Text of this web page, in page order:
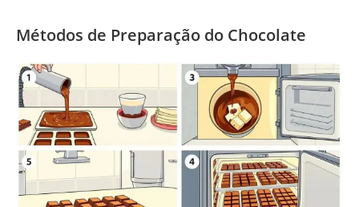
Métodos de Preparação do Chocolate